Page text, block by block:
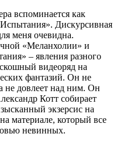
вспоминается как
Дискурсивная
меня очевидна.
«Меланхолии» и
– явления разного
видеоряд на
фантазий. Он не
не довлеет над ним. Он
Котт собирает
экзерсис на
материале, который все
невинных.